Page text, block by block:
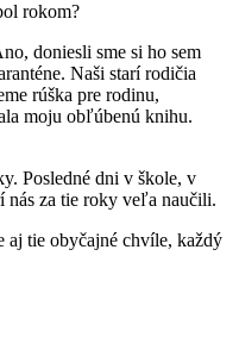
rokom?
doniesli sme si ho sem
Naši starí rodičia
rúška pre rodinu,
moju obľúbenú knihu.
Posledné dni v škole, v
nás za tie roky veľa naučili.
aj tie obyčajné chvíle, každý